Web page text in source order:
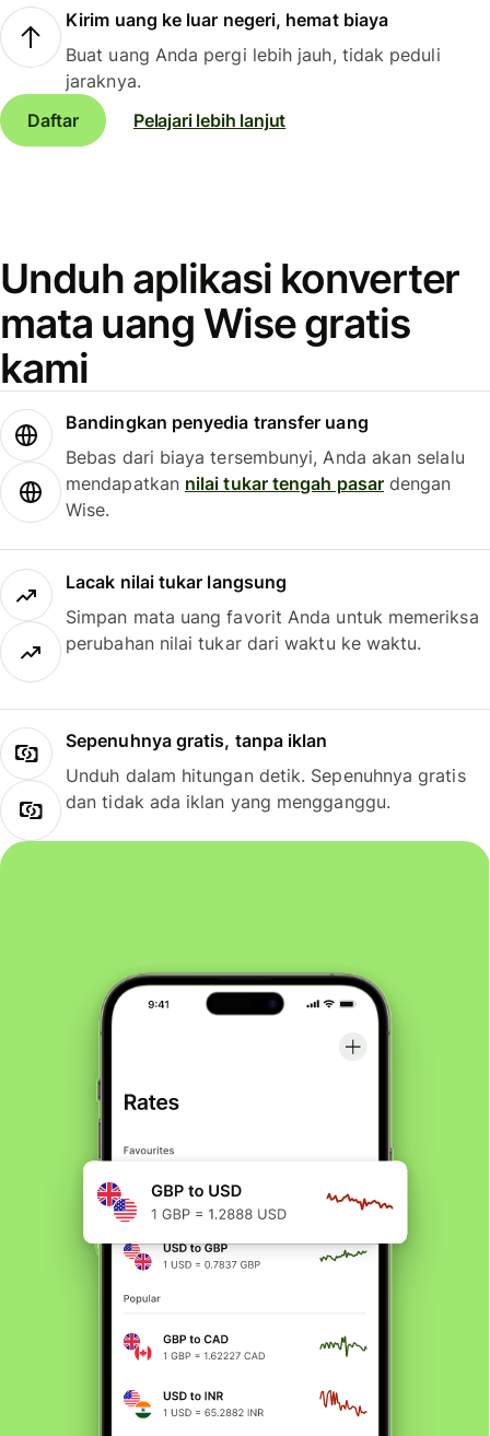
Kirim uang ke luar negeri, hemat biaya
Buat uang Anda pergi lebih jauh, tidak peduli
jaraknya.
Daftar
Pelajari lebih lanjut
Unduh aplikasi konverter
mata uang Wise gratis
kami
Bandingkan penyedia transfer uang
Bebas dari biaya tersembunyi, Anda akan selalu
mendapatkan nilai tukar tengah pasardengan
Wise.
Lacak nilai tukar langsung
Simpan mata uang favorit Anda untuk memeriksa
perubahan nilai tukar dari waktu ke waktu.
Sepenuhnya gratis, tanpa iklan
Unduh dalam hitungan detik. Sepenuhnya gratis
dan tidak ada iklan yang mengganggu.